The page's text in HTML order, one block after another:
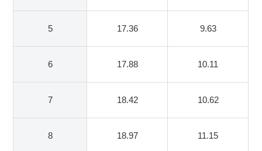
5 17.36 9.63
6 17.88 10.11
7 18.42 10.62
8 18.97 11.15